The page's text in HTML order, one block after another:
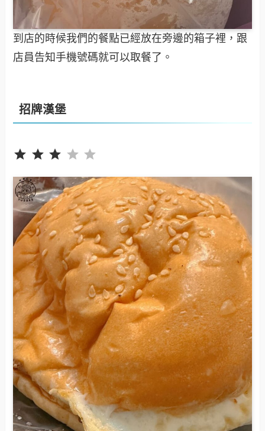
到店的時候我們的餐點已經放在旁邊的箱子裡，跟
店員告知手機號碼就可以取餐了。
招牌漢堡
⭐⭐